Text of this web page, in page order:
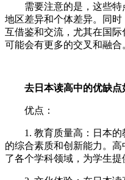
需要注意的是，这些特
地区差异和个体差异。同
互借鉴和交流，尤其在国
可能会有更多的交叉和融合
去日本读高中的优缺点
优点：
1. 教育质量高：日本的
的综合素质和创新能力。
了各个学科领域，为学生提